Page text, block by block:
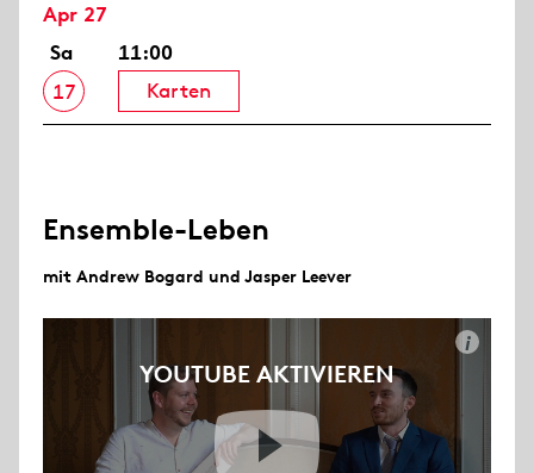
Apr 27
Sa
17
11:00
Karten
Ensemble-Leben
mit Andrew Bogard und Jasper Leever
YOUTUBE AKTIVIEREN
i